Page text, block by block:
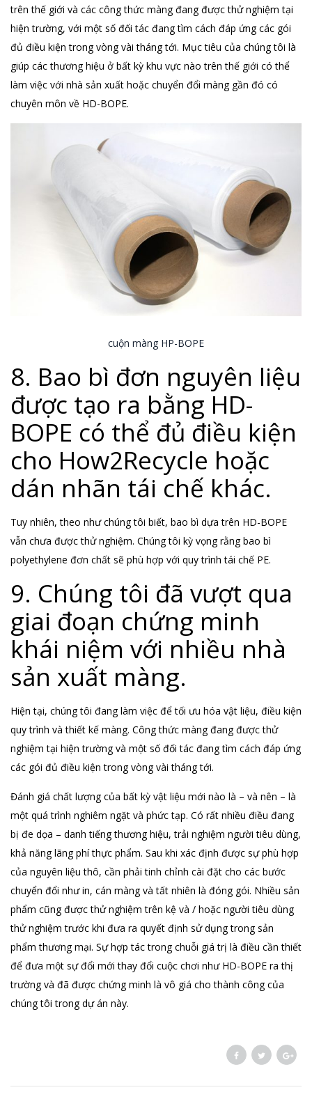
trên thế giới và các công thức màng đang được thử nghiệm tại
hiện trường, với một số đối tác đang tìm cách đáp ứng các gói
đủ điều kiện trong vòng vài tháng tới. Mục tiêu của chúng tôi là
giúp các thương hiệu ở bất kỳ khu vực nào trên thế giới có thể
làm việc với nhà sản xuất hoặc chuyển đổi màng gần đó có
chuyên môn về HD-BOPE.
cuộn màng HP-BOPE
8. Bao bì đơn nguyên liệu
được tạo ra bằng HD-
BOPE có thể đủ điều kiện
cho How2Recycle hoặc
dán nhãn tái chế khác.
Tuy nhiên, theo như chúng tôi biết, bao bì dựa trên HD-BOPE
vẫn chưa được thử nghiệm. Chúng tôi kỳ vọng rằng bao bì
polyethylene đơn chất sẽ phù hợp với quy trình tái chế PE.
9. Chúng tôi đã vượt qua
giai đoạn chứng minh
khái niệm với nhiều nhà
sản xuất màng.
Hiện tại, chúng tôi đang làm việc để tối ưu hóa vật liệu, điều kiện
quy trình và thiết kế màng. Công thức màng đang được thử
nghiệm tại hiện trường và một số đối tác đang tìm cách đáp ứng
các gói đủ điều kiện trong vòng vài tháng tới.
Đánh giá chất lượng của bất kỳ vật liệu mới nào là – và nên – là
một quá trình nghiêm ngặt và phức tạp. Có rất nhiều điều đang
bị đe dọa – danh tiếng thương hiệu, trải nghiệm người tiêu dùng,
khả năng lãng phí thực phẩm. Sau khi xác định được sự phù hợp
của nguyên liệu thô, cần phải tinh chỉnh cài đặt cho các bước
chuyển đổi như in, cán màng và tất nhiên là đóng gói. Nhiều sản
phẩm cũng được thử nghiệm trên kệ và / hoặc người tiêu dùng
thử nghiệm trước khi đưa ra quyết định sử dụng trong sản
phẩm thương mại. Sự hợp tác trong chuỗi giá trị là điều cần thiết
để đưa một sự đổi mới thay đổi cuộc chơi như HD-BOPE ra thị
trường và đã được chứng minh là vô giá cho thành công của
chúng tôi trong dự án này.